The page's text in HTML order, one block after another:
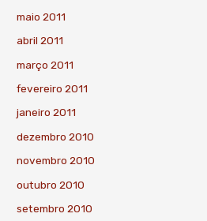
maio 2011
abril 2011
março 2011
fevereiro 2011
janeiro 2011
dezembro 2010
novembro 2010
outubro 2010
setembro 2010